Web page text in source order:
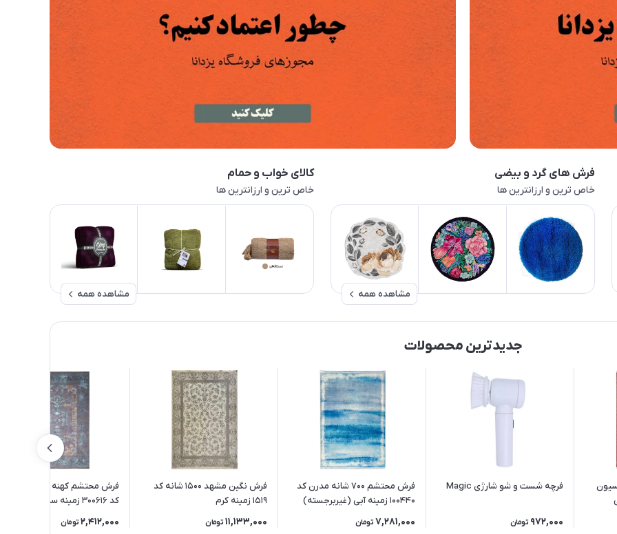
فرش های گرد و بیضی
خاص ترین و ارزانترین ها
مشاهده همه
کالای خواب و حمام
خاص ترین و ارزانترین ها
مشاهده همه
جدیدترین محصولات
کلکسیون فرچه شست و شو شارژی Magic
972,000 تومان
فرش محتشم 700 شانه مدرن کد
100440 زمینه آبی (غیربرجسته)
7,281,000 تومان
فرش نگین مشهد 1500 شانه کد
1519 زمینه کرم
11,133,000 تومان
کد 300616 زمینه سبز (غیربرجسته)
2,412,000 تومان